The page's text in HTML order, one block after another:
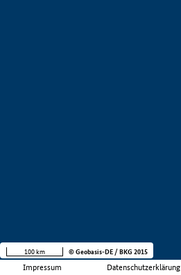
Impressum Datenschutzerklärung
100 km © Geobasis-DE / BKG 2015